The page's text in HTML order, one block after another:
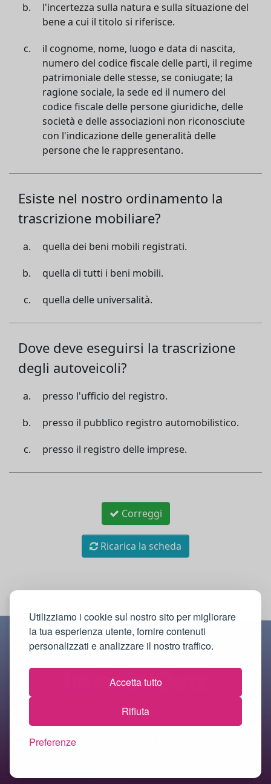
Utilizziamo i cookie sul nostro sito per migliorare
la tua esperienza utente, fornire contenuti
personalizzati e analizzare il nostro traffico.
Accetta tutto
Rifiuta
Preferenze
l'incertezza sulla natura e sulla situazione del
bene a cui il titolo si riferisce.
il cognome, nome, luogo e data di nascita,
numero del codice fiscale delle parti, il regime
patrimoniale delle stesse, se coniugate; la
ragione sociale, la sede ed il numero del
codice fiscale delle persone giuridiche, delle
società e delle associazioni non riconosciute
con l'indicazione delle generalità delle
persone che le rappresentano.
Esiste nel nostro ordinamento la
trascrizione mobiliare?
quella dei beni mobili registrati.
quella di tutti i beni mobili.
quella delle universalità.
Dove deve eseguirsi la trascrizione
degli autoveicoli?
presso l'ufficio del registro.
presso il pubblico registro automobilistico.
presso il registro delle imprese.
Correggi
Ricarica la scheda
© 2018-2026 Immobilquiz.it |